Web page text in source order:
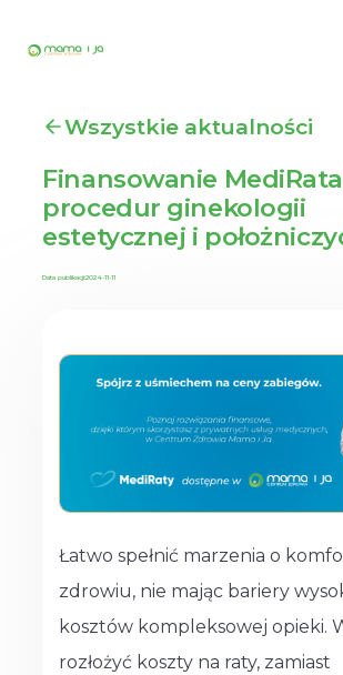
Wszystkie aktualności
Finansowanie
procedur ginekologii
estetycznej i
Data publikacji:2024-11-11
Łatwo spełnić marzenia o
zdrowiu, nie mając bariery
kosztów kompleksowej opieki.
rozłożyć koszty na raty, zamiast